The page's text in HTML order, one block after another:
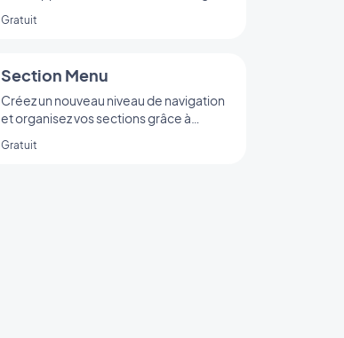
GoodBarber.
Gratuit
Section Menu
Créez un nouveau niveau de navigation
et organisez vos sections grâce à
Gratuit